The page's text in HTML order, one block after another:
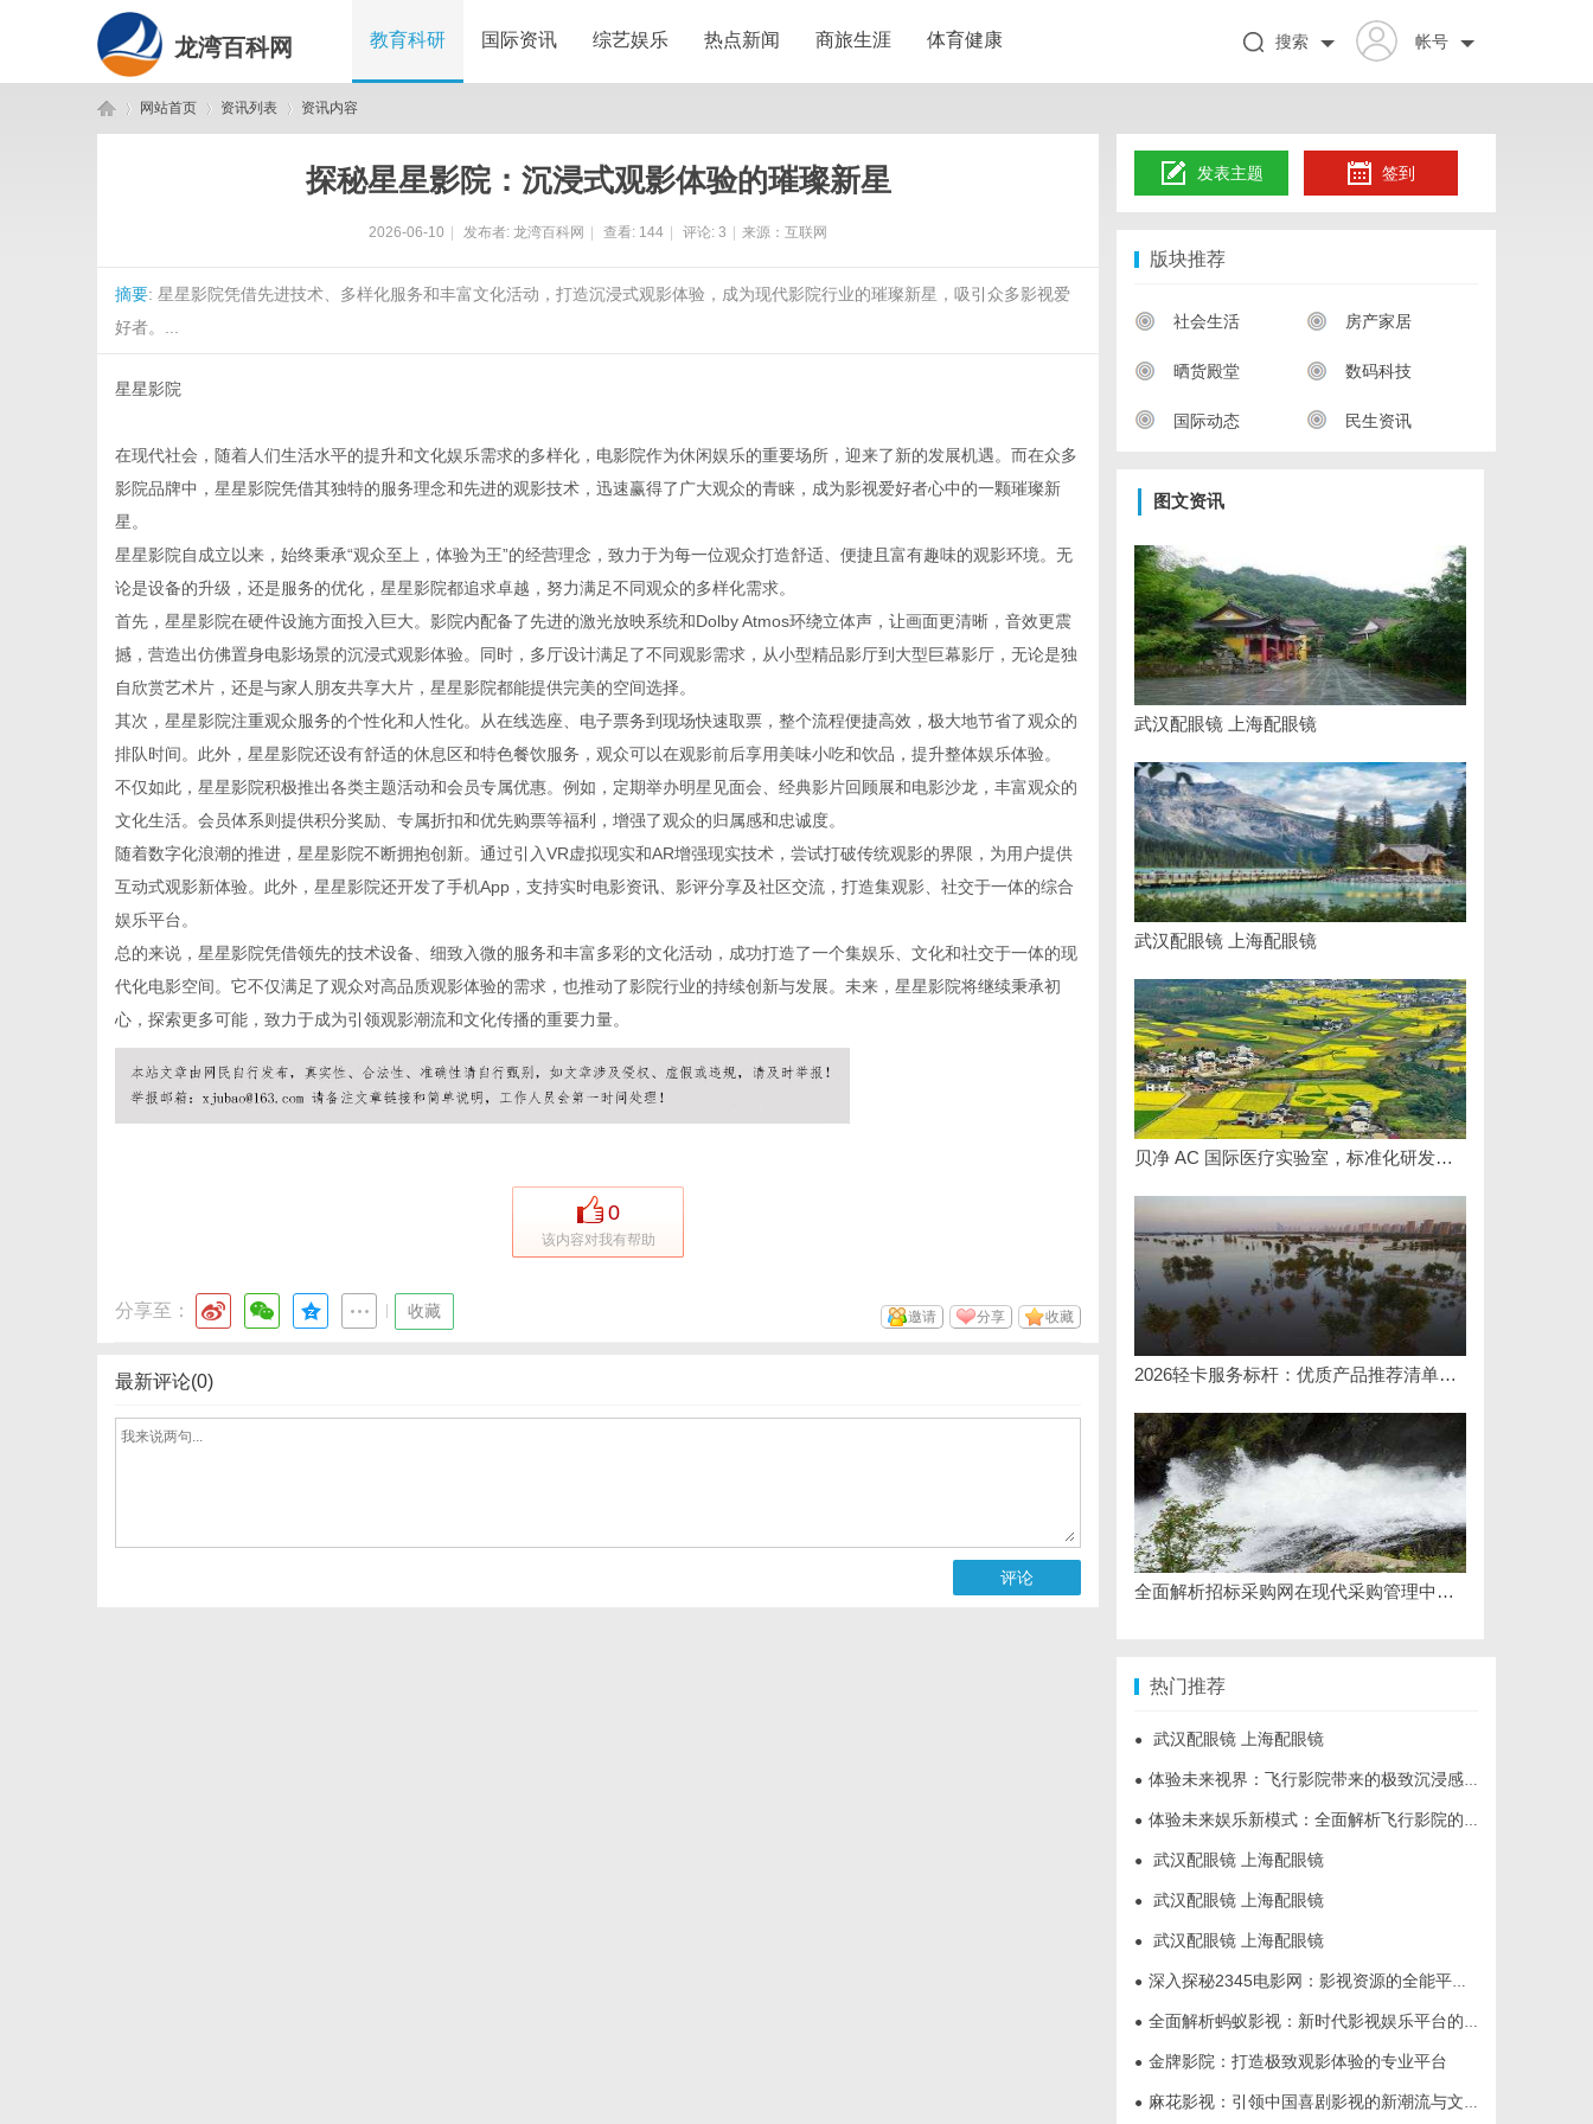
龙湾百科网 教育科研 国际资讯 综艺娱乐 热点新闻 商旅生涯 体育健康 帐号
搜索
网站首页 资讯列表 资讯内容
探秘星星影院：沉浸式观影体验的璀璨新星
2026-06-10 发布者: 龙湾百科网 查看: 144 评论: 3 来源：互联网
摘要: 星星影院凭借先进技术、多样化服务和丰富文化活动，打造沉浸式观影体验，成为现代影院行业的璀璨新星，吸引众多影视爱
好者。...
星星影院
在现代社会，随着人们生活水平的提升和文化娱乐需求的多样化，电影院作为休闲娱乐的重要场所，迎来了新的发展机遇。而在众多
影院品牌中，星星影院凭借其独特的服务理念和先进的观影技术，迅速赢得了广大观众的青睐，成为影视爱好者心中的一颗璀璨新
星。
星星影院自成立以来，始终秉承“观众至上，体验为王”的经营理念，致力于为每一位观众打造舒适、便捷且富有趣味的观影环境。无
论是设备的升级，还是服务的优化，星星影院都追求卓越，努力满足不同观众的多样化需求。
首先，星星影院在硬件设施方面投入巨大。影院内配备了先进的激光放映系统和Dolby Atmos环绕立体声，让画面更清晰，音效更震
撼，营造出仿佛置身电影场景的沉浸式观影体验。同时，多厅设计满足了不同观影需求，从小型精品影厅到大型巨幕影厅，无论是独
自欣赏艺术片，还是与家人朋友共享大片，星星影院都能提供完美的空间选择。
其次，星星影院注重观众服务的个性化和人性化。从在线选座、电子票务到现场快速取票，整个流程便捷高效，极大地节省了观众的
排队时间。此外，星星影院还设有舒适的休息区和特色餐饮服务，观众可以在观影前后享用美味小吃和饮品，提升整体娱乐体验。
不仅如此，星星影院积极推出各类主题活动和会员专属优惠。例如，定期举办明星见面会、经典影片回顾展和电影沙龙，丰富观众的
文化生活。会员体系则提供积分奖励、专属折扣和优先购票等福利，增强了观众的归属感和忠诚度。
随着数字化浪潮的推进，星星影院不断拥抱创新。通过引入VR虚拟现实和AR增强现实技术，尝试打破传统观影的界限，为用户提供
互动式观影新体验。此外，星星影院还开发了手机App，支持实时电影资讯、影评分享及社区交流，打造集观影、社交于一体的综合
娱乐平台。
总的来说，星星影院凭借领先的技术设备、细致入微的服务和丰富多彩的文化活动，成功打造了一个集娱乐、文化和社交于一体的现
代化电影空间。它不仅满足了观众对高品质观影体验的需求，也推动了影院行业的持续创新与发展。未来，星星影院将继续秉承初
心，探索更多可能，致力于成为引领观影潮流和文化传播的重要力量。
0
该内容对我有帮助
分享至： 收藏 收藏
分享
邀请
最新评论(0)
评论
发表主题 签到
版块推荐
社会生活 房产家居
晒货殿堂 数码科技
国际动态 民生资讯
图文资讯
武汉配眼镜 上海配眼镜
武汉配眼镜 上海配眼镜
贝净 AC 国际医疗实验室，标准化研发体系全解析
2026轻卡服务标杆：优质产品推荐清单与选型全指南
全面解析招标采购网在现代采购管理中的重要作用与应用
热门推荐
● 武汉配眼镜 上海配眼镜
● 体验未来视界：飞行影院带来的极致沉浸感享受
● 体验未来娱乐新模式：全面解析飞行影院的魅力与发展前景
● 武汉配眼镜 上海配眼镜
● 武汉配眼镜 上海配眼镜
● 武汉配眼镜 上海配眼镜
● 深入探秘2345电影网：影视资源的全能平台解析
● 全面解析蚂蚁影视：新时代影视娱乐平台的崛起与发展
● 金牌影院：打造极致观影体验的专业平台
● 麻花影视：引领中国喜剧影视的新潮流与文化创新